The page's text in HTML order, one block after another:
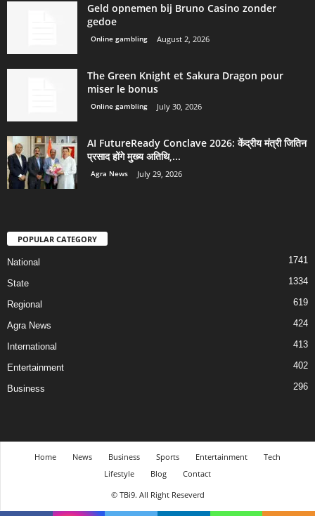
Geld opnemen bij Bruno Casino zonder
gedoe
Online gambling August 2, 2026
The Green Knight et Sakura Dragon pour
miser le bonus
Online gambling July 30, 2026
AI FutureReady Conclave 2026: केंद्रीय मंत्री जितिन
प्रसाद होंगे मुख्य अतिथि,...
Agra News July 29, 2026
POPULAR CATEGORY
National 1741
State 1334
Regional 619
Agra News 424
International 413
Entertainment 402
Business 296
Home News Business Sports Entertainment
Tech
Lifestyle
Blog
Contact
© TBi9. All Right Reseverd